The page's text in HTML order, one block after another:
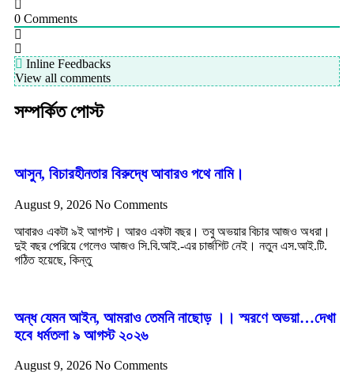
0 Comments
Inline Feedbacks
View all comments
সম্পর্কিত পোস্ট
আসুন, বিচারহীনতার বিরুদ্ধে আবারও পথে নামি।
August 9, 2026 No Comments
আবারও একটা ৯ই আগস্ট। আরও একটা বছর। তবু অভয়ার বিচার আজও অধরা।
দুই বছর পেরিয়ে গেলেও আজও সি.বি.আই.-এর চার্জশিট নেই। নতুন এস.আই.টি.
গঠিত হয়েছে, কিন্তু
অন্ধ যেমন আইন, আমরাও তেমনি নাছোড় ।। স্মরণে অভয়া…দেখা
হবে ধর্মতলা ৯ আগস্ট ২০২৬
August 9, 2026 No Comments